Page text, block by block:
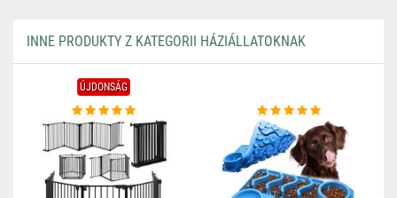
INNE PRODUKTY Z KATEGORII HÁZIÁLLATOKNAK
ÚJDONSÁG